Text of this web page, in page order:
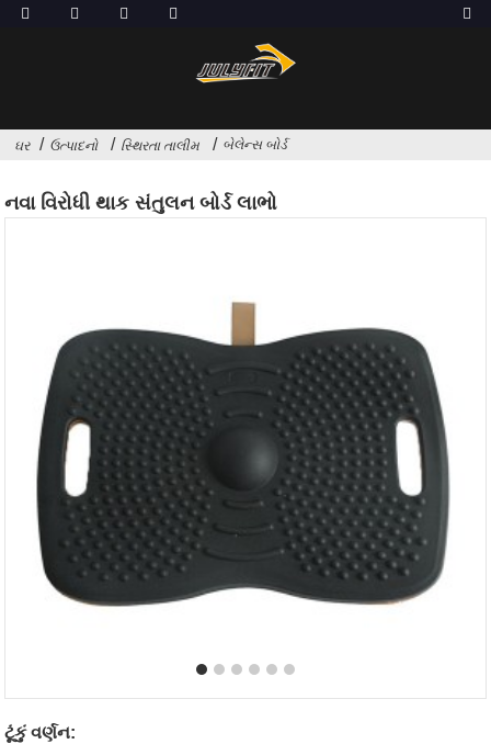
ઘર ઉત્પાદનો સ્થિરતા તાલીમ બેલેન્સ બોર્ડ
નવા વિરોધી થાક સંતુલન બોર્ડ લાભો
ટૂંકું વર્ણન: